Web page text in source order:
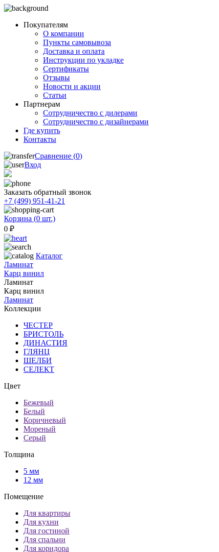
Покупателям
О компании
Пункты самовывоза
Доставка и оплата
Инструкции по укладке
Сертификаты
Отзывы
Новости и акции
Статьи
Партнерам
Сотрудничество с дилерами
Сотрудничество с дизайнерами
Где купить
Контакты
Сравнение (0)
Вход
Заказать обратный звонок
+7 (499) 951-41-21
Корзина (0 шт.)
0 ₽
Каталог
Ламинат
Карц винил
Ламинат
Карц винил
Ламинат
Коллекции
ЧЕСТЕР
БРИСТОЛЬ
ДИНАСТИЯ
ГЛЯНЦ
ШЕЛБИ
СЕЛЕКТ
Цвет
Бежевый
Белый
Коричневый
Мореный
Серый
Толщина
5 мм
12 мм
Помещение
Для квартиры
Для кухни
Для гостиной
Для спальни
Для коридора